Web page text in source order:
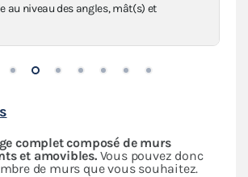
au niveau des angles, mât(s) et
complet composé de murs
et amovibles. Vous pouvez donc
de murs que vous souhaitez.